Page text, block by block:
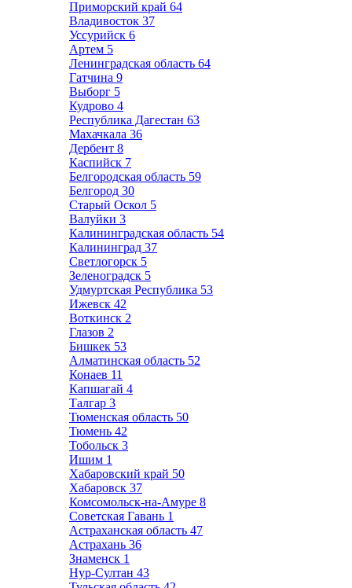
Приморский край 64
Владивосток 37
Уссурийск 6
Артем 5
Ленинградская область 64
Гатчина 9
Выборг 5
Кудрово 4
Республика Дагестан 63
Махачкала 36
Дербент 8
Каспийск 7
Белгородская область 59
Белгород 30
Старый Оскол 5
Валуйки 3
Калининградская область 54
Калининград 37
Светлогорск 5
Зеленоградск 5
Удмуртская Республика 53
Ижевск 42
Воткинск 2
Глазов 2
Бишкек 53
Алматинская область 52
Конаев 11
Капшагай 4
Талгар 3
Тюменская область 50
Тюмень 42
Тобольск 3
Ишим 1
Хабаровский край 50
Хабаровск 37
Комсомольск-на-Амуре 8
Советская Гавань 1
Астраханская область 47
Астрахань 36
Знаменск 1
Нур-Султан 43